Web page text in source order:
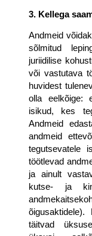
3. Kellega
Andmeid
sõlmitud
juriidilise
või vastutava
huvidest
olla eelkõige:
isikud, kes
Andmeid
andmeid
tegutsevatele
töötlevad
ja ainult
kutse- ja
täitvad